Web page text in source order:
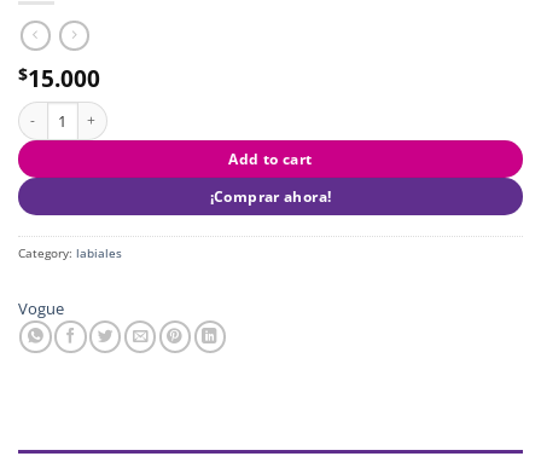
$15.000
LABIAL COLORISSIMO BARRA LARGA DURACIÓN VOGUE quantity
Add to cart
¡Comprar ahora!
Category: labiales
Vogue